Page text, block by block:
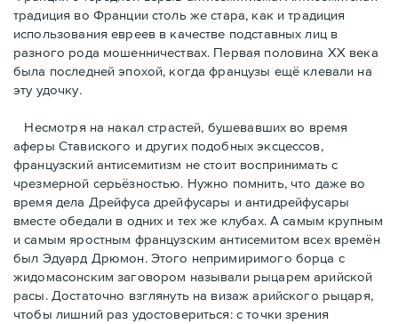
традиция во Франции столь же стара, как и традиция
использования евреев в качестве подставных лиц в
разного рода мошенничествах. Первая половина ХХ века
была последней эпохой, когда французы ещё клевали на
эту удочку.
Несмотря на накал страстей, бушевавших во время
аферы Ставиского и других подобных эксцессов,
французский антисемитизм не стоит воспринимать с
чрезмерной серьёзностью. Нужно помнить, что даже во
время дела Дрейфуса дрейфусары и антидрейфусары
вместе обедали в одних и тех же клубах. А самым крупным
и самым яростным французским антисемитом всех времён
был Эдуард Дрюмон. Этого непримиримого борца с
жидомасонским заговором называли рыцарем арийской
расы. Достаточно взглянуть на визаж арийского рыцаря,
чтобы лишний раз удостовериться: с точки зрения